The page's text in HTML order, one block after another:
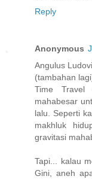
Reply
Anonymous
Angulus
(tambahan
Time Travel
mahabesar
lalu. Seperti
makhluk
gravitasi
Tapi... kalau
Gini, aneh